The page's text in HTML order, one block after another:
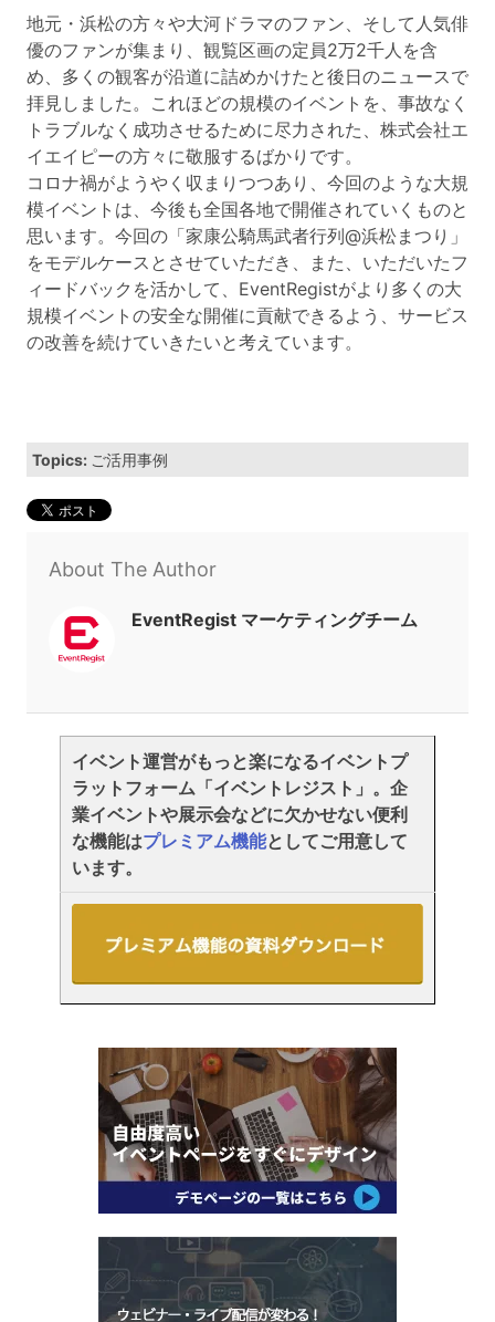
地元・浜松の方々や大河ドラマのファン、そして人気俳
優のファンが集まり、観覧区画の定員2万2千人を含
め、多くの観客が沿道に詰めかけたと後日のニュースで
拝見しました。これほどの規模のイベントを、事故なく
トラブルなく成功させるために尽力された、株式会社エ
イエイピーの方々に敬服するばかりです。
コロナ禍がようやく収まりつつあり、今回のような大規
模イベントは、今後も全国各地で開催されていくものと
思います。今回の「家康公騎馬武者行列@浜松まつり」
をモデルケースとさせていただき、また、いただいたフ
ィードバックを活かして、EventRegistがより多くの大
規模イベントの安全な開催に貢献できるよう、サービス
の改善を続けていきたいと考えています。
Topics: ご活用事例
About The Author
EventRegist マーケティングチーム
イベント運営がもっと楽になるイベントプ
ラットフォーム「イベントレジスト」。企
業イベントや展示会などに欠かせない便利
な機能はプレミアム機能としてご用意して
います。